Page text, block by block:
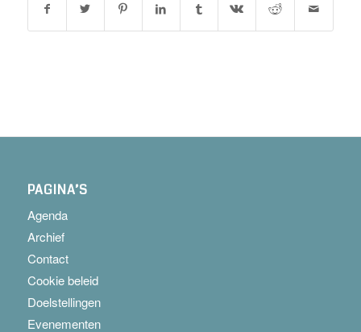
PAGINA’S
Agenda
Archief
Contact
Cookie beleid
Doelstellingen
Evenementen